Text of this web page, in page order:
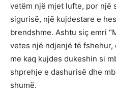
vetëm një mjet lufte, por një
sigurisë, një kujdestare e
brendshme. Ashtu siç emri
vetes një ndjenjë të fshehur,
me kaq kujdes dukeshin si
shprehje e dashurisë dhe
shumë.